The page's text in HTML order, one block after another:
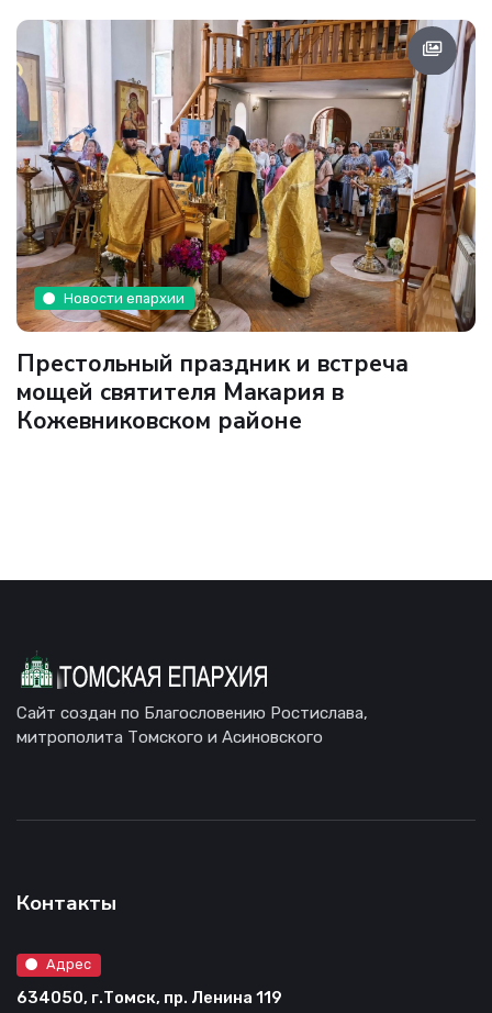
Новости епархии
Престольный праздник и встреча
мощей святителя Макария в
Кожевниковском районе
Сайт создан по Благословению Ростислава,
митрополита Томского и Асиновского
Контакты
Адрес
634050, г.Томск, пр. Ленина 119